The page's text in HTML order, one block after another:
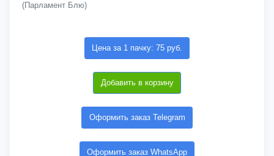
(Парламент Блю)
Цена за 1 пачку: 75 руб.
Добавить в корзину
Оформить заказ Telegram
Оформить заказ WhatsApp